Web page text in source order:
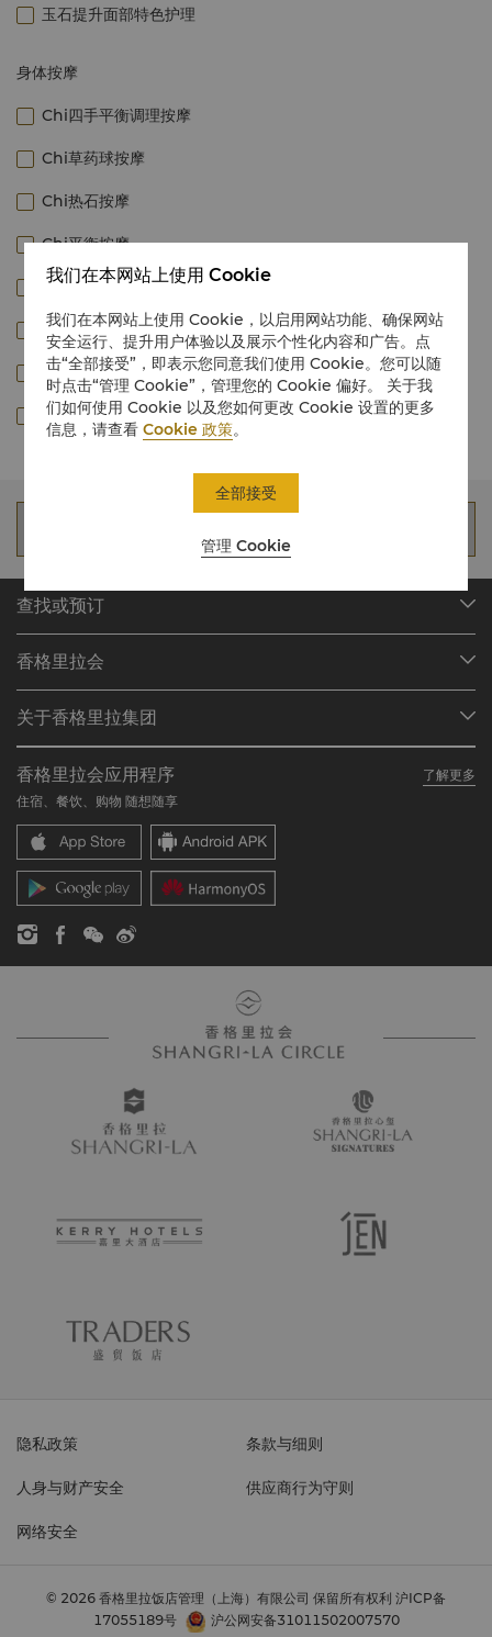
玉石提升面部特色护理
身体按摩
Chi四手平衡调理按摩
Chi草药球按摩
Chi热石按摩
Chi平衡按摩
活力香薰按摩
推拿－中式按摩
淋巴排毒按摩
足部按摩
查找或预订
查找预订
餐厅与酒吧
香格里拉会
加入香格里拉会
常见问题
联络我们
关于香格里拉集团
我们的酒店品牌
香格里拉中心
香格里拉公寓
联系方式
职业发展
企业社会责任
新闻稿
香格里拉会应用程序
了解更多
住宿、餐饮、购物 随想随享
隐私政策 条款与细则
人身与财产安全 供应商行为守则
网络安全
© 2026 香格里拉饭店管理（上海）有限公司 保留所有权利 沪ICP备
17055189号
沪公网安备31011502007570
我们在本网站上使用 Cookie
我们在本网站上使用 Cookie，以启用网站功能、确保网站
安全运行、提升用户体验以及展示个性化内容和广告。点
击“全部接受”，即表示您同意我们使用 Cookie。您可以随
时点击“管理 Cookie”，管理您的 Cookie 偏好。 关于我
们如何使用 Cookie 以及您如何更改 Cookie 设置的更多
信息，请查看Cookie 政策。
管理 Cookie
全部接受